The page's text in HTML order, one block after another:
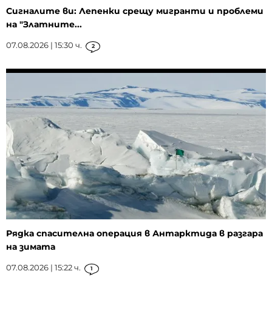
Сигналите ви: Лепенки срещу мигранти и проблеми
на "Златните...
07.08.2026 | 15:30 ч. 2
Рядка спасителна операция в Антарктида в разгара
на зимата
07.08.2026 | 15:22 ч. 1